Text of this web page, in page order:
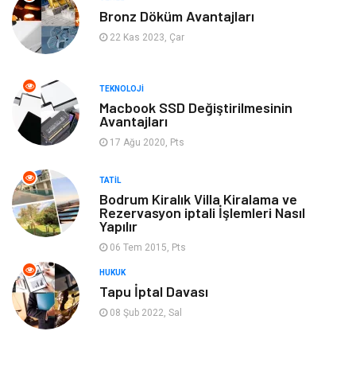
Tekstil Genel Kültür
Turizm Spor Malzemeleri
Hediyelik Eşya
oyun alanları
Blogroll
Cruise
Güzellik
Bronz Döküm Avantajları
22 Kas 2023, Çar
TEKNOLOJI
Macbook SSD Değiştirilmesinin
Avantajları
17 Ağu 2020, Pts
TATIL
Bodrum Kiralık Villa Kiralama ve
Rezervasyon iptali İşlemleri Nasıl
Yapılır
06 Tem 2015, Pts
HUKUK
Tapu İptal Davası
08 Şub 2022, Sal